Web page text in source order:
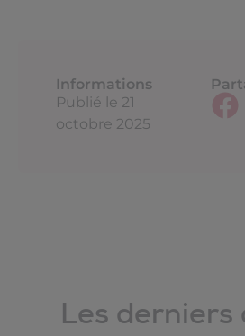
Informations
Publié le 21
octobre 2025
Les derniers